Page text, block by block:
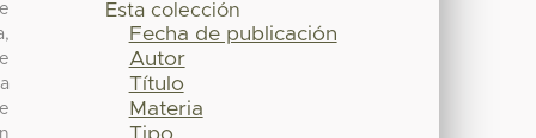
Esta colección
Fecha de publicación
Autor
Título
Materia